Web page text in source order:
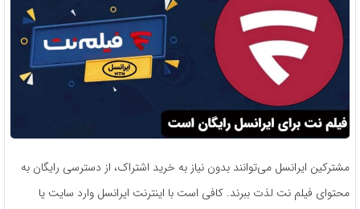
مشترکین ایرانسل می‌توانند بدون نیاز به خرید اشتراک، از دسترسی رایگان به
محتوای فیلم نت لذت ببرند. کافی است با اینترنت ایرانسل وارد سایت یا